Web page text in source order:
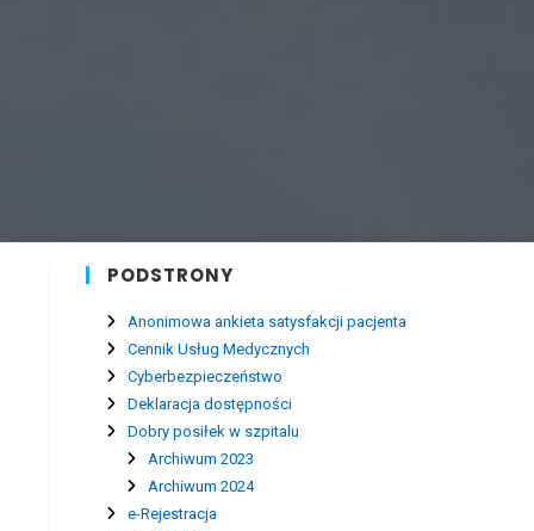
PODSTRONY
Anonimowa ankieta satysfakcji pacjenta
Cennik Usług Medycznych
Cyberbezpieczeństwo
Deklaracja dostępności
Dobry posiłek w szpitalu
Archiwum 2023
Archiwum 2024
e-Rejestracja